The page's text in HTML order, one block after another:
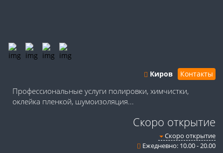
Киров Контакты
Профессиональные услуги полировки, химчистки,
оклейка пленкой, шумоизоляция...
Скоро открытие
Скоро открытие
Ежедневно: 10.00 - 20.00